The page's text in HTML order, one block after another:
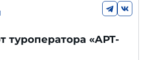
туроператора «АРТ-